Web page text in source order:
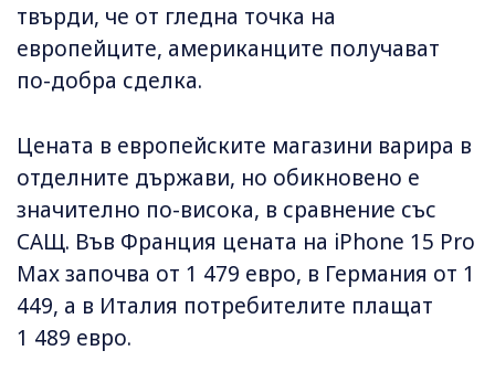
твърди, че от гледна точка на
европейците, американците получават
по-добра сделка.
Цената в европейските магазини варира в
отделните държави, но обикновено е
значително по-висока, в сравнение със
САЩ. Във Франция цената на iPhone 15 Pro
Max започва от 1 479 евро, в Германия от 1
449, а в Италия потребителите плащат
1 489 евро.